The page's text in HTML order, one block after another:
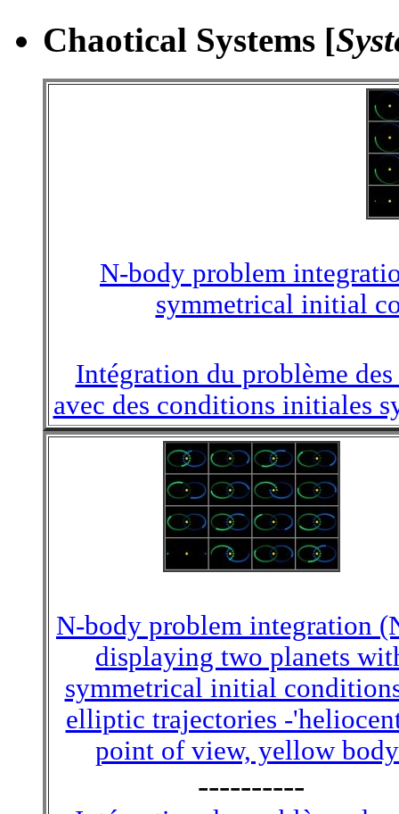
Chaotical Systems [
N-body problem
symmetrical initial
Intégration du problème
avec des conditions initiales
N-body problem integration
displaying two planets
symmetrical initial
elliptic trajectories -
point of view, yellow
----------